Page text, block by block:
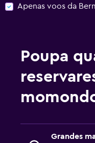
Apenas voos da
Poupa
Grandes